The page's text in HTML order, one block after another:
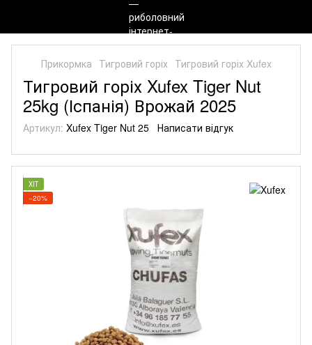
Прикормка Тигровий горіх Тигровий горіх Xufex
Тигровий горіх Xufex Tiger Nut
25kg (Іспанія) Врожай 2025
Артикул: Xufex Tiger Nut 25 Написати відгук
ХІТ
−20%